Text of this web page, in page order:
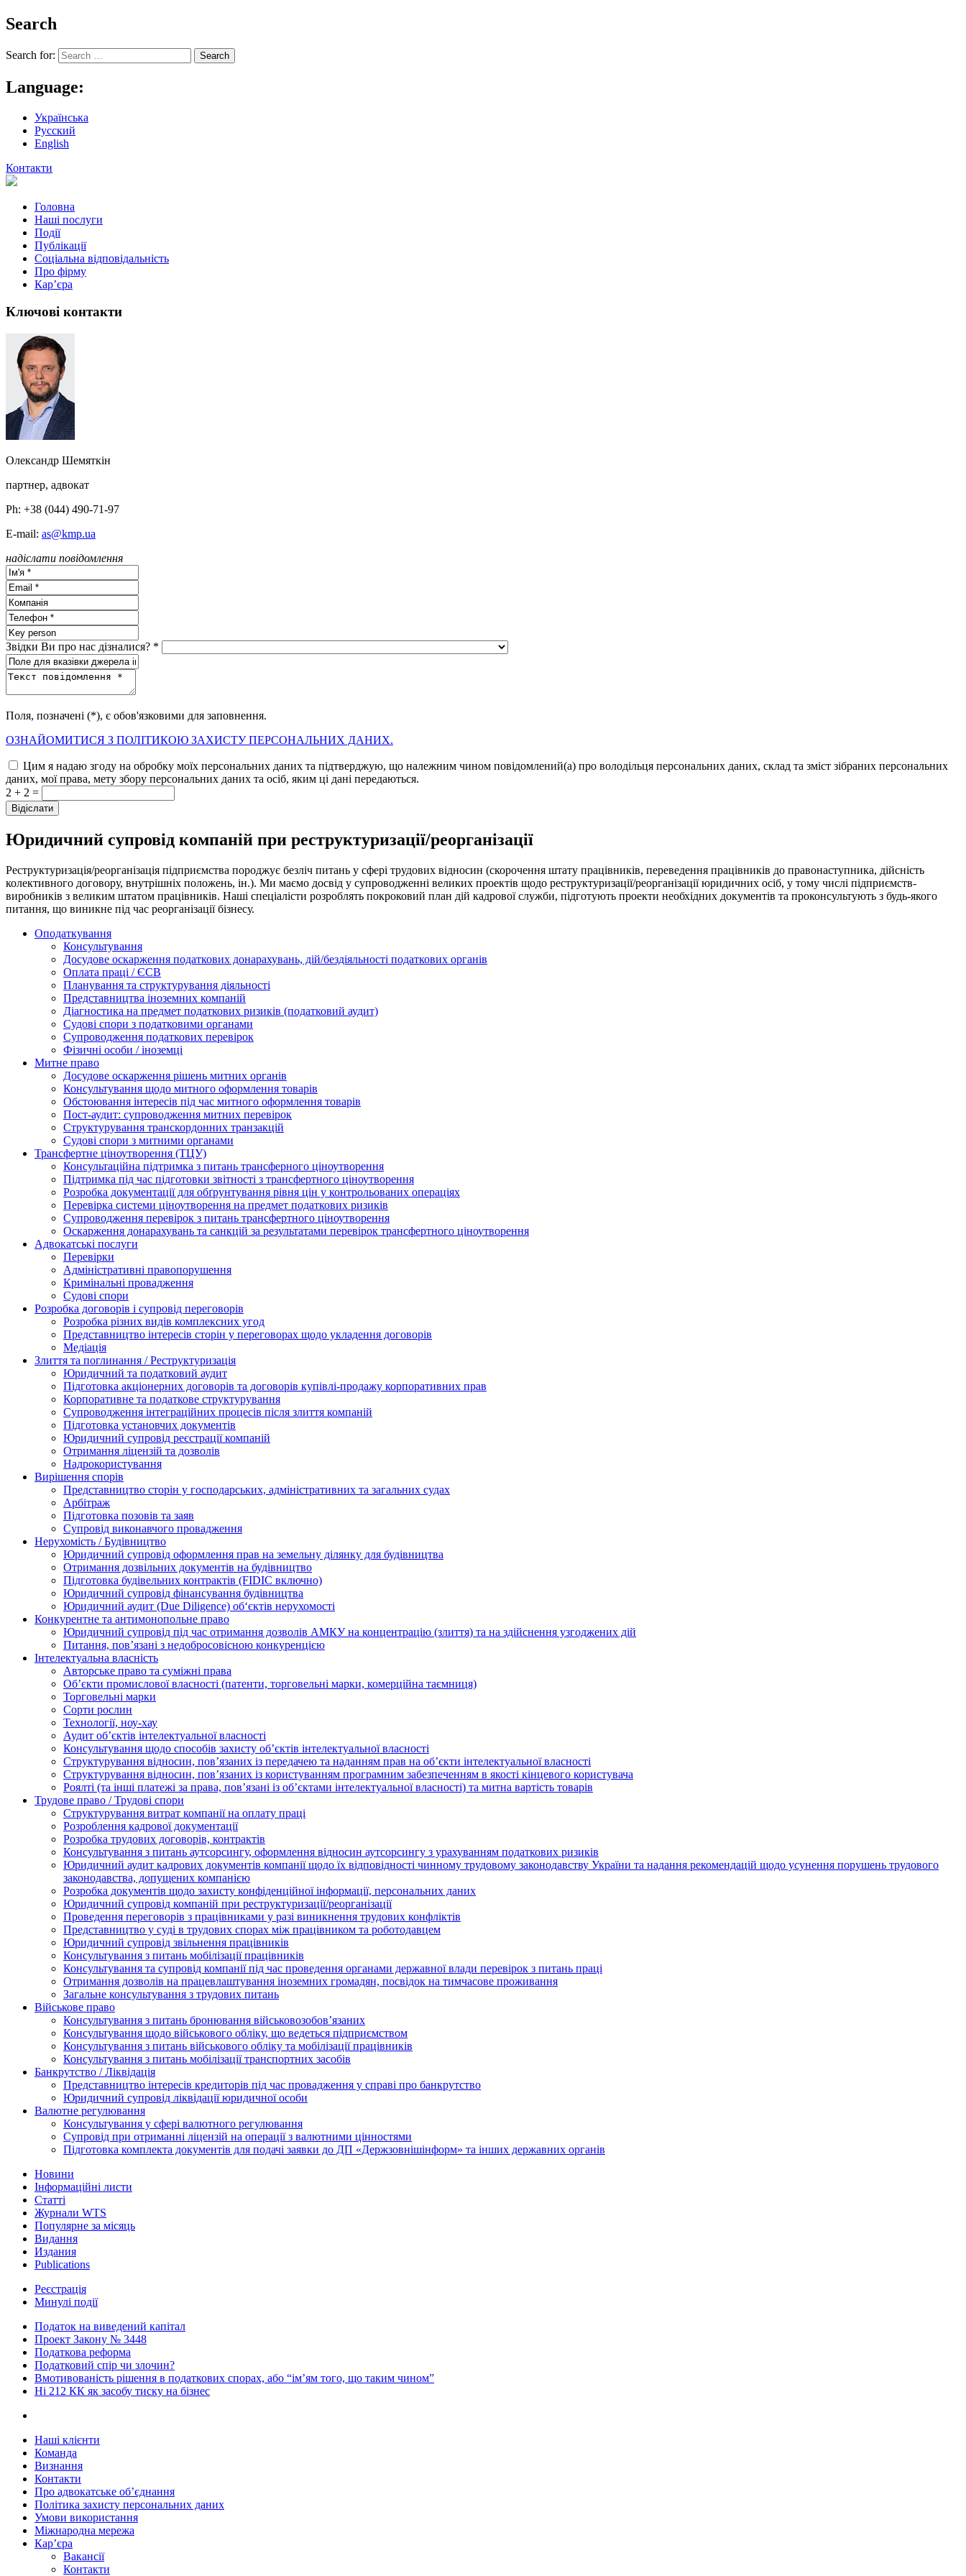
Search
Search for:
Language:
Українська
Русский
English
Контакти
Головна
Наші послуги
Події
Публікації
Соціальна відповідальність
Про фiрму
Кар’єра
Ключові контакти
Олександр Шемяткін
партнер, адвокат
Ph: +38 (044) 490-71-97
E-mail: as@kmp.ua
надіслати повідомлення
Звідки Ви про нас дізналися? *
Поля, позначені (*), є обов'язковими для заповнення.
ОЗНАЙОМИТИСЯ З ПОЛІТИКОЮ ЗАХИСТУ ПЕРСОНАЛЬНИХ ДАНИХ.
Цим я надаю згоду на обробку моїх персональних даних та підтверджую, що належним чином повідомлений(а) про володільця персональних даних, склад та зміст зібраних персональних
даних, мої права, мету збору персональних даних та осіб, яким ці дані передаються.
2 + 2 =
Юридичний супровід компаній при реструктуризації/реорганізації
Реструктуризація/реорганізація підприємства породжує безліч питань у сфері трудових відносин (скорочення штату працівників, переведення працівників до правонаступника, дійсність
колективного договору, внутрішніх положень, ін.). Ми маємо досвід у супроводженні великих проектів щодо реструктуризації/реорганізації юридичних осіб, у тому числі підприємств-
виробників з великим штатом працівників. Наші спеціалісти розроблять покроковий план дій кадрової служби, підготують проекти необхідних документів та проконсультують з будь-якого
питання, що виникне під час реорганізації бізнесу.
Оподаткування
Консультування
Досудове оскарження податкових донарахувань, дій/бездіяльності податкових органів
Оплата праці / ЄСВ
Планування та структурування діяльності
Представництва іноземних компаній
Діагностика на предмет податкових ризиків (податковий аудит)
Судові спори з податковими органами
Супроводження податкових перевірок
Фізичні особи / іноземці
Митне право
Досудове оскарження рішень митних органів
Консультування щодо митного оформлення товарів
Обстоювання інтересів під час митного оформлення товарів
Пост-аудит: супроводження митних перевірок
Структурування транскордонних транзакцій
Судові спори з митними органами
Трансфертне ціноутворення (ТЦУ)
Консультаційна підтримка з питань трансферного ціноутворення
Підтримка під час підготовки звітності з трансфертного ціноутворення
Розробка документації для обґрунтування рівня цін у контрольованих операціях
Перевірка системи ціноутворення на предмет податкових ризиків
Супроводження перевірок з питань трансфертного ціноутворення
Оскарження донарахувань та санкцій за результатами перевірок трансфертного ціноутворення
Адвокатські послуги
Перевірки
Адміністративні правопорушення
Кримінальні провадження
Судові спори
Розробка договорів і супровід переговорів
Розробка різних видів комплексних угод
Представництво інтересів сторін у переговорах щодо укладення договорів
Медіація
Злиття та поглинання / Реструктуризація
Юридичний та податковий аудит
Підготовка акціонерних договорів та договорів купівлі-продажу корпоративних прав
Корпоративне та податкове структурування
Супроводження інтеграційних процесів після злиття компаній
Підготовка установчих документів
Юридичний супровід реєстрації компаній
Отримання ліцензій та дозволів
Надрокористування
Вирішення спорів
Представництво сторін у господарських, адміністративних та загальних судах
Арбітраж
Підготовка позовів та заяв
Супровід виконавчого провадження
Нерухомість / Будівництво
Юридичний супровід оформлення прав на земельну ділянку для будівництва
Отримання дозвільних документів на будівництво
Підготовка будівельних контрактів (FIDIC включно)
Юридичний супровід фінансування будівництва
Юридичний аудит (Due Diligence) об‘єктів нерухомості
Конкурентне та антимонопольне право
Юридичний супровід під час отримання дозволів АМКУ на концентрацію (злиття) та на здійснення узгоджених дій
Питання, пов’язані з недобросовісною конкуренцією
Інтелектуальна власність
Авторське право та суміжні права
Oб’єкти промислової власності (патенти, торговельні марки, комерційна таємниця)
Торговельні марки
Сорти рослин
Технології, ноу-хау
Аудит об’єктів інтелектуальної власності
Консультування щодо способів захисту об’єктів інтелектуальної власності
Структурування відносин, пов’язаних із передачею та наданням прав на об’єкти інтелектуальної власності
Структурування відносин, пов’язаних із користуванням програмним забезпеченням в якості кінцевого користувача
Роялті (та інші платежі за права, пов’язані із об’єктами інтелектуальної власності) та митна вартість товарів
Трудове право / Трудові спори
Cтруктурування витрат компанії на оплату праці
Розроблення кадрової документації
Розробка трудових договорів, контрактів
Консультування з питань аутсорсингу, оформлення відносин аутсорсингу з урахуванням податкових ризиків
Юридичний аудит кадрових документів компанії щодо їх відповідності чинному трудовому законодавству України та надання рекомендацій щодо усунення порушень трудового
законодавства, допущених компанією
Розробка документів щодо захисту конфіденційної інформації, персональних даних
Юридичний супровід компаній при реструктуризації/реорганізації
Проведення переговорів з працівниками у разі виникнення трудових конфліктів
Представництво у суді в трудових спорах між працівником та роботодавцем
Юридичний супровід звільнення працівників
Консультування з питань мобілізації працівників
Консультування та супровід компанії під час проведення органами державної влади перевірок з питань праці
Отримання дозволів на працевлаштування іноземних громадян, посвідок на тимчасове проживання
Загальне консультування з трудових питань
Військове право
Консультування з питань бронювання військовозобов’язаних
Консультування щодо військового обліку, що ведеться підприємством
Консультування з питань військового обліку та мобілізації працівників
Консультування з питань мобілізації транспортних засобів
Банкрутство / Ліквідація
Представництво інтересів кредиторів під час провадження у справі про банкрутство
Юридичний супровід ліквідації юридичної особи
Валютне регулювання
Консультування у сфері валютного регулювання
Супровід при отриманні ліцензій на операції з валютними цінностями
Підготовка комплекта документів для подачі заявки до ДП «Держзовнішінформ» та інших державних органів
Новини
Інформаційні листи
Статті
Журнали WTS
Популярне за місяць
Видання
Издания
Publications
Реєстрація
Минулі події
Податок на виведений капітал
Проект Закону № 3448
Податкова реформа
Податковий спір чи злочин?
Вмотивованість рішення в податкових спорах, або “ім’ям того, що таким чином”
Ні 212 КК як засобу тиску на бізнес
Наші клієнти
Команда
Визнання
Контакти
Про адвокатське об’єднання
Політика захисту персональних даних
Умови використання
Міжнародна мережа
Кар’єра
Вакансії
Контакти